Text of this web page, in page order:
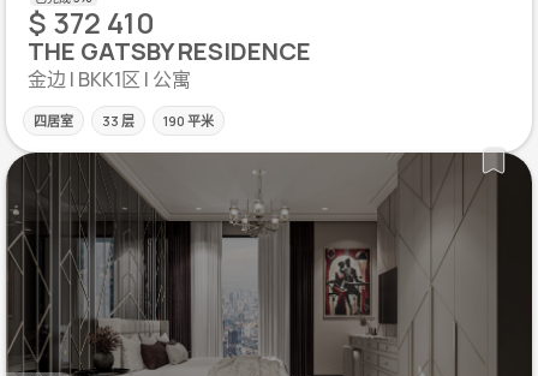
$ 372 410
THE GATSBY RESIDENCE
金边 | BKK1区 | 公寓
四居室 33 层 190 平米